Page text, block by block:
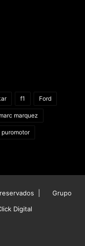
f1 Ford
marquez
puromotor
|
Grupo
Digital